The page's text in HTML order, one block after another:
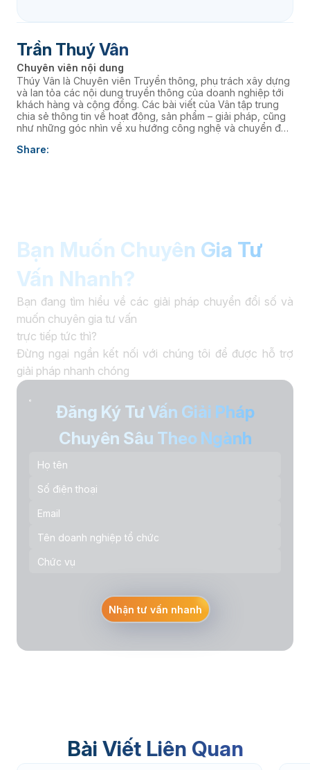
Trần Thuý Vân
Chuyên viên nội dung
Thúy Vân là Chuyên viên Truyền thông, phụ trách xây dựng
và lan tỏa các nội dung truyền thông của doanh nghiệp tới
khách hàng và cộng đồng. Các bài viết của Vân tập trung
chia sẻ thông tin về hoạt động, sản phẩm – giải pháp, cũng
như những góc nhìn về xu hướng công nghệ và chuyển đổi
doanh nghiệp với thị trường.
Share:
Bạn Muốn Chuyên Gia Tư
Vấn Nhanh?
Bạn đang tìm hiểu về các giải pháp chuyển đổi số và
muốn chuyên gia tư vấn
trực tiếp tức thì?
Đừng ngại ngần kết nối với chúng tôi để được hỗ trợ
giải pháp nhanh chóng
Đăng Ký Tư Vấn Giải Pháp
Chuyên Sâu Theo Ngành
Nhận tư vấn nhanh
Bài Viết Liên Quan